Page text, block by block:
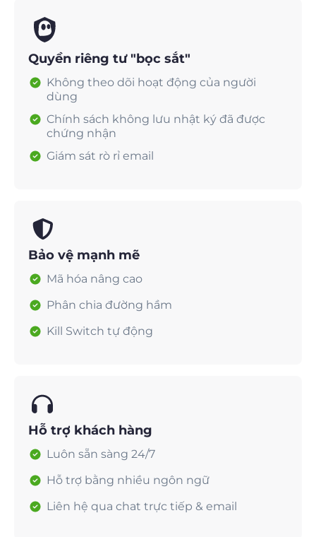
Quyền riêng tư "bọc sắt"
Không theo dõi hoạt động của người
dùng
Chính sách không lưu nhật ký đã được
chứng nhận
Giám sát rò rỉ email
Bảo vệ mạnh mẽ
Mã hóa nâng cao
Phân chia đường hầm
Kill Switch tự động
Hỗ trợ khách hàng
Luôn sẵn sàng 24/7
Hỗ trợ bằng nhiều ngôn ngữ
Liên hệ qua chat trực tiếp & email